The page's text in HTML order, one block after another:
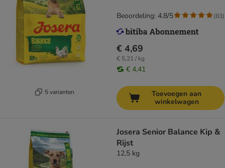
5 varianten
€ 4,69
€ 5,21 / kg
€ 4,41
Beoordeling: 4.8/5 (83)
Toevoegen aan
winkelwagen
Josera Senior Balance Kip &
Rijst
12,5 kg